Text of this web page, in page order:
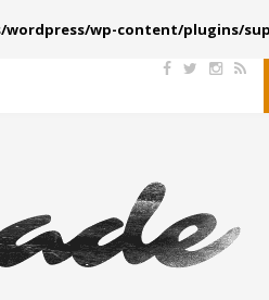
wp-content/plugins/